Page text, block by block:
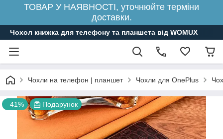
ТОВАР У НАЯВНОСТІ, уточнюйте терміни
доставки.
Чохол книжка для телефону та планшета від WOMUX
Чохли на телефон | планшет Чохли для OnePlus
–41% Подарунок